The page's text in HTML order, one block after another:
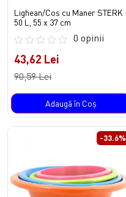
Lighean/Cos cu Maner STERK
50 L, 55 x 37 cm
0 opinii
43,62 Lei
90,59 Lei
Adaugă în Coş
-33.6%